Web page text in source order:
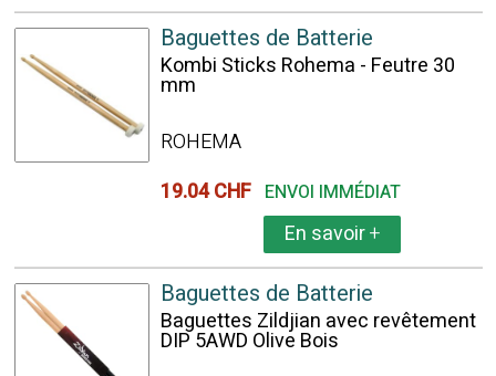
Baguettes de Batterie
Kombi Sticks Rohema - Feutre 30
mm
ROHEMA
19.04 CHF ENVOI IMMÉDIAT
En savoir+
Baguettes de Batterie
Baguettes Zildjian avec revêtement
DIP 5AWD Olive Bois